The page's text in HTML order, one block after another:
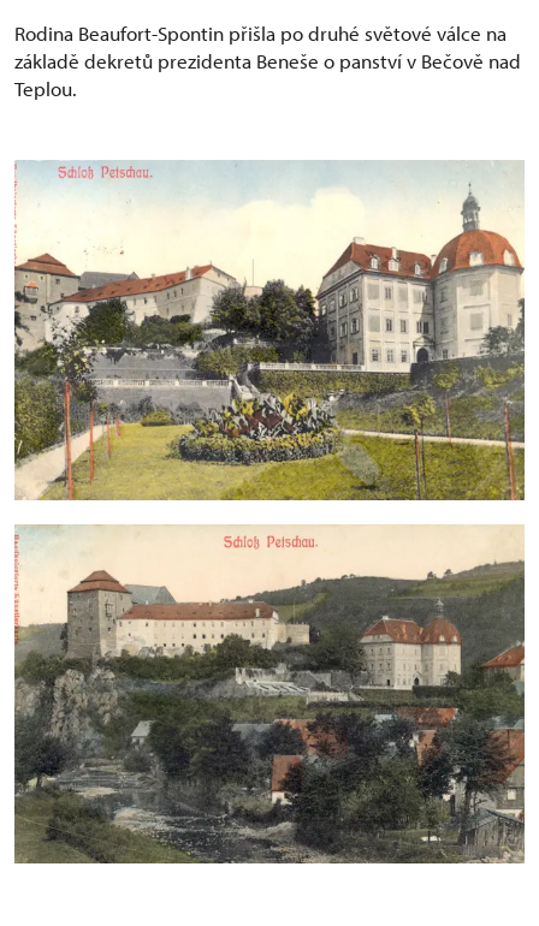
Rodina Beaufort-Spontin přišla po druhé světové válce na
základě dekretů prezidenta Beneše o panství v Bečově nad
Teplou.